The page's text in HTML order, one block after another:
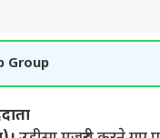
Group